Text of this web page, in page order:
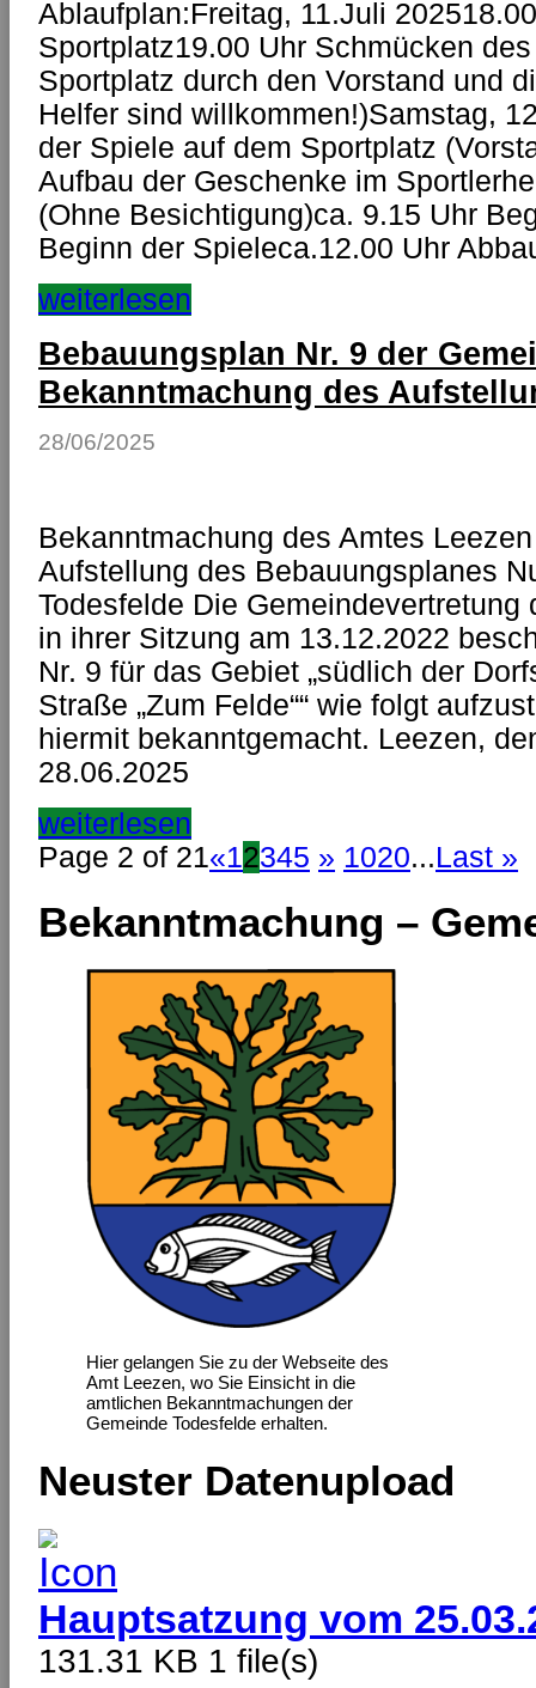
Ablaufplan:Freitag, 11.Juli
Sportplatz19.00 Uhr Schmücken
Sportplatz durch den Vorstand und
Helfer sind willkommen!)Samstag,
der Spiele auf dem Sportplatz
Aufbau der Geschenke im
(Ohne Besichtigung)ca. 9.15 Uhr
Beginn der Spieleca.12.00 Uhr
weiterlesen
Bebauungsplan Nr. 9 der
Bekanntmachung des
28/06/2025
Bekanntmachung des Amtes
Aufstellung des Bebauungsplanes
Todesfelde Die Gemeindevertretung
in ihrer Sitzung am 13.12.2022
Nr. 9 für das Gebiet „südlich der
Straße „Zum Felde““ wie folgt
hiermit bekanntgemacht. Leezen,
28.06.2025 gez.
weiterlesen
Page 2 of 21«12345 » 1020...Last »
Bekanntmachung –
Hier gelangen Sie zu der Webseite des
Amt Leezen, wo Sie Einsicht in die
amtlichen Bekanntmachungen der
Gemeinde Todesfelde erhalten.
Neuster Datenupload
Hauptsatzung vom
131.31 KB 1 file(s)